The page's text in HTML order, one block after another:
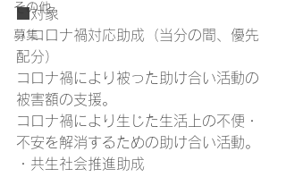
その他
募集
■対象
・コロナ禍対応助成（当分の間、優先
配分）
コロナ禍により被った助け合い活動の
被害額の支援。
コロナ禍により生じた生活上の不便・
不安を解消するための助け合い活動。
・共生社会推進助成